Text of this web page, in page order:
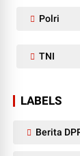
Polri
TNI
LABELS
Berita